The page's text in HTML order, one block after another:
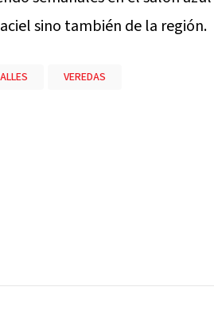
sino también de la región.
VEREDAS